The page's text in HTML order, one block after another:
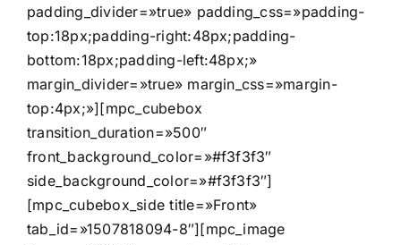
padding_divider=»true» padding_css=»padding-
top:18px;padding-right:48px;padding-
bottom:18px;padding-left:48px;»
margin_divider=»true» margin_css=»margin-
top:4px;»][mpc_cubebox
transition_duration=»500″
front_background_color=»#f3f3f3″
side_background_color=»#f3f3f3″]
[mpc_cubebox_side title=»Front»
tab_id=»1507818094-8″][mpc_image